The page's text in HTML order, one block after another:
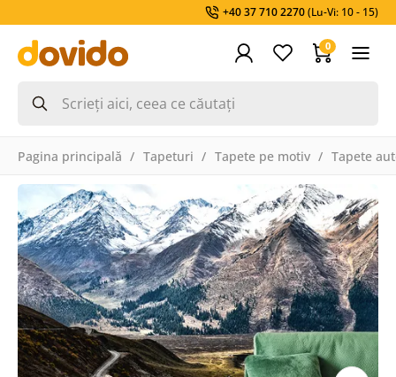
+40 37 710 2270(Lu-Vi: 10 - 15)
0
Pagina principală Tapeturi Tapete pe motiv Tapete